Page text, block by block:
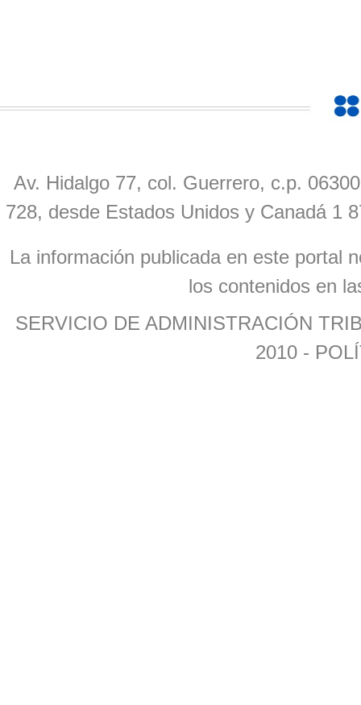
Av. Hidalgo 77, col. Guerrero, c.p.
728, desde Estados Unidos y Canadá 1
La información publicada en este portal
los contenidos en
SERVICIO DE ADMINISTRACIÓN
2010 -